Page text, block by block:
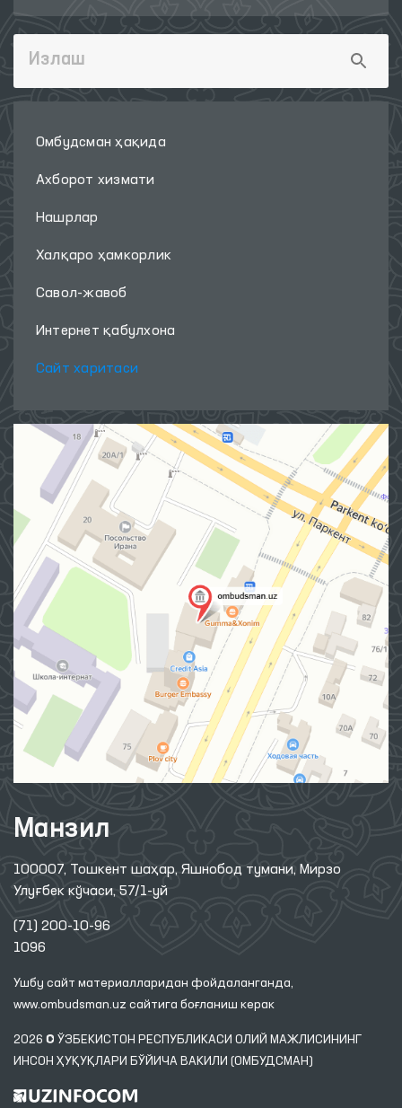
Омбудсман ҳақида
Ахборот хизмати
Нашрлар
Халқаро ҳамкорлик
Савол-жавоб
Интернет қабулхона
Сайт харитаси
Манзил
100007, Тошкент шаҳар, Яшнобод тумани, Мирзо
Улуғбек кўчаси, 57/1-уй
(71) 200-10-96
1096
Ушбу сайт материалларидан фойдаланганда,
www.ombudsman.uz сайтига боғланиш керак
2026 © ЎЗБЕКИСТОН РЕСПУБЛИКАСИ ОЛИЙ МАЖЛИСИНИНГ
ИНСОН ҲУҚУҚЛАРИ БЎЙИЧА ВАКИЛИ (ОМБУДСМАН)